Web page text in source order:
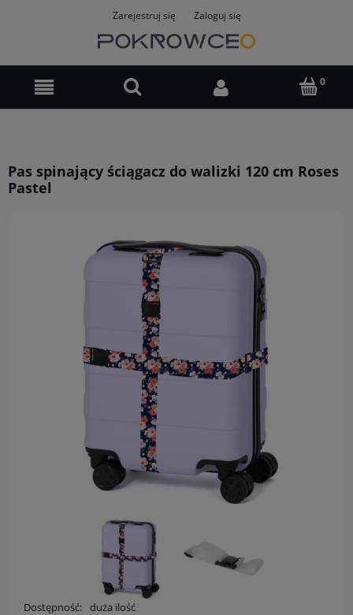
Zarejestruj się Zaloguj się
Pas spinający ściągacz do walizki 120 cm Roses
Pastel
Dostępność: duża ilość